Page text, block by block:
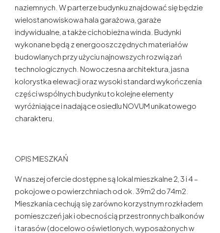
naziemnych. W parterze budynku znajdować się będzie
wielostanowiskowa hala garażowa, garaże
indywidualne, a także cichobieżna winda. Budynki
wykonane będą z energooszczędnych materiałów
budowlanych przy użyciu najnowszych rozwiązań
technologicznych. Nowoczesna architektura, jasna
kolorystka elewacji oraz wysoki standard wykończenia
części wspólnych budynku to kolejne elementy
wyróżniające i nadające osiedlu NOVUM unikatowego
charakteru.
OPIS MIESZKAŃ
W naszej ofercie dostępne są lokal mieszkalne 2, 3 i 4 –
pokojowe o powierzchniach od ok. 39m2 do 74m2.
Mieszkania cechują się zarówno korzystnym rozkładem
pomieszczeń jak i obecnością przestronnych balkonów
i tarasów (docelowo oświetlonych, wyposażonych w